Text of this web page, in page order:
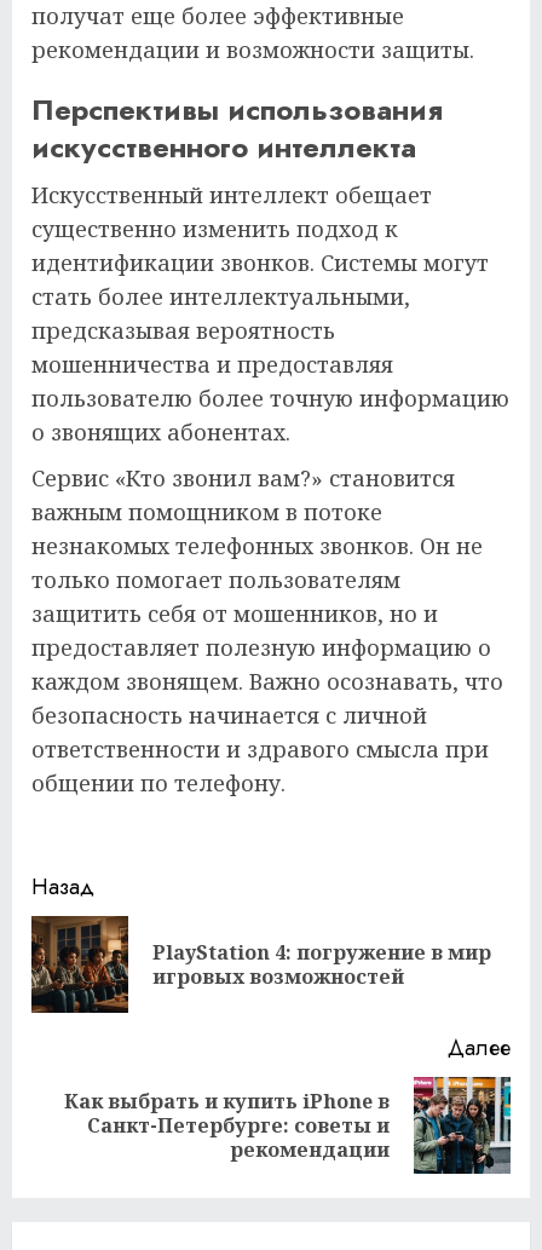
получат еще более эффективные
рекомендации и возможности защиты.
Перспективы использования
искусственного интеллекта
Искусственный интеллект обещает
существенно изменить подход к
идентификации звонков. Системы могут
стать более интеллектуальными,
предсказывая вероятность
мошенничества и предоставляя
пользователю более точную информацию
о звонящих абонентах.
Сервис «Кто звонил вам?» становится
важным помощником в потоке
незнакомых телефонных звонков. Он не
только помогает пользователям
защитить себя от мошенников, но и
предоставляет полезную информацию о
каждом звонящем. Важно осознавать, что
безопасность начинается с личной
ответственности и здравого смысла при
общении по телефону.
Продолжить
чтение
Назад
PlayStation 4: погружение в мир
игровых возможностей
Далее
Следующая
Как выбрать и купить iPhone в
Санкт-Петербурге: советы и
рекомендации